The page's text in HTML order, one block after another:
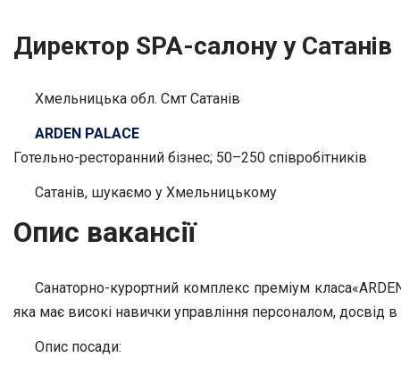
Директор SPA-салону у Сатанів
Хмельницька обл. Смт Сатанів
ARDEN PALACE
Готельно-ресторанний бізнес; 50–250 співробітників
Сатанів, шукаємо у Хмельницькому
Опис вакансії
Санаторно-курортний комплекс преміум
яка має високі навички управління персоналом, досвід
Опис посади: